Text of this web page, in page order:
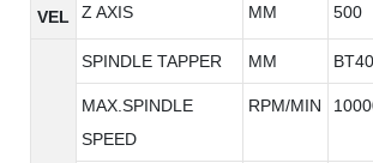
VEL
Z AXIS MM 500
SPINDLE TAPPER MM BT40
MAX.SPINDLE
SPEED
RPM/MIN